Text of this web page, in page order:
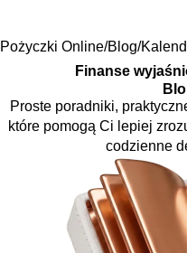
Pożyczki Online Blog
Finanse
Proste poradniki,
które pomogą Ci lepiej
codzienne